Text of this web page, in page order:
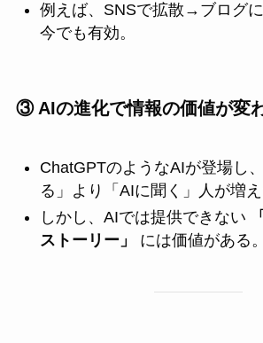
例えば、SNSで拡散→ブログ
今でも有効。
③ AIの進化で情報の価値が変
ChatGPTのようなAIが登場し
る」より「AIに聞く」人が増え
しかし、AIでは提供できない
ストーリー」
には価値がある。